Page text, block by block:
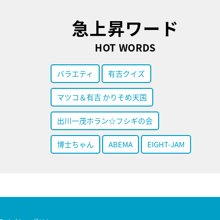
急上昇ワード
HOT WORDS
バラエティ 有吉クイズ
マツコ＆有吉 かりそめ天国
出川一茂ホラン☆フシギの会
博士ちゃん ABEMA EIGHT-JAM